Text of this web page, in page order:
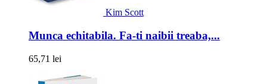
Kim Scott
Munca echitabila. Fa-ti naibii treaba,...
65,71 lei